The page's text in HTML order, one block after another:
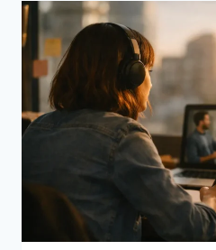
ITALIA:
TASK
CHE
CAMBIANO,
I
RUOLI
CHE
CRESCONO
COMPETENZE
DA